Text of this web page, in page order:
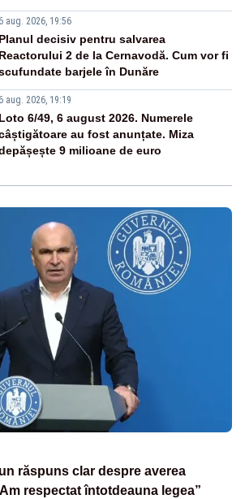
6 aug. 2026, 19:56
Planul decisiv pentru salvarea
Reactorului 2 de la Cernavodă. Cum vor fi
barjele în Dunăre
6 aug. 2026, 19:19
Loto 6/49, 6 august 2026. Numerele
au fost anunțate. Miza
9 milioane de euro
răspuns clar despre averea
respectat întotdeauna legea”